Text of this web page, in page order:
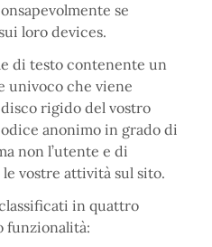
se
loro devices.
di testo contenente un
univoco che viene
rigido del vostro
anonimo in grado di
non l’utente e di
vostre attività sul sito.
in quattro
funzionalità: